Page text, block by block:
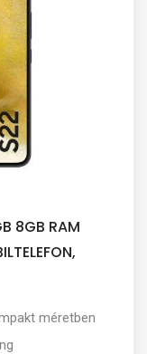
8GB RAM
méretben